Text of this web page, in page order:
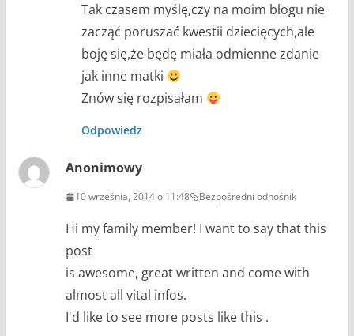
Tak czasem myślę,czy na moim blogu nie
zacząć poruszać kwestii dziecięcych,ale
boję się,że będę miała odmienne zdanie
jak inne matki
Znów się rozpisałam
Odpowiedz
Anonimowy
10 września, 2014 o 11:48 Bezpośredni odnośnik
Hi my family member! I want to say that this
post
is awesome, great written and come with
almost all vital infos.
I'd like to see more posts like this .